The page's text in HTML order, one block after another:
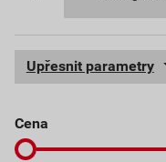
Upřesnit parametry
cena